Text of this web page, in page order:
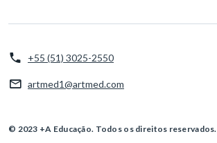
+55 (51) 3025-2550
artmed1@artmed.com
© 2023 +A Educação. Todos os direitos reservados.